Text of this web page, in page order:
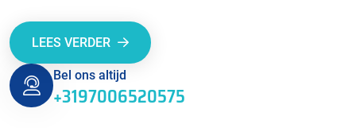
LEES VERDER
Bel ons altijd
+3197006520575